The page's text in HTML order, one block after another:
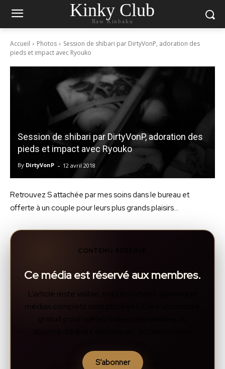
Kinky Club
Raw Kinbaku
Accueil Photos
Session de shibari par DirtyVonP, adoration des
pieds et impact avec Ryouko
Session de shibari par DirtyVonP, adoration des
pieds et impact avec Ryouko
By DirtyVonP - 12 avril 2018
Retrouvez S attachée par mes soins dans le bureau et
offerte à un couple pour leurs plus grands plaisirs…
CONTENU RÉSERVÉ
Ce média est réservé aux membres.
L’article reste visible, mais les vidéos, galeries et
médias complets sont protégés. Crée un compte
gratuit pour voir les trailers disponibles, ou
S’abonner